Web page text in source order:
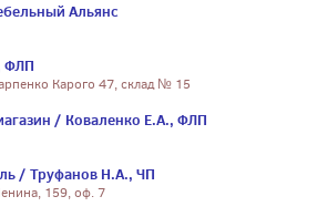
Альянс
ФЛП
Карого 47, склад № 15
/ Коваленко Е.А., ФЛП
/ Труфанов Н.А., ЧП
159, оф. 7